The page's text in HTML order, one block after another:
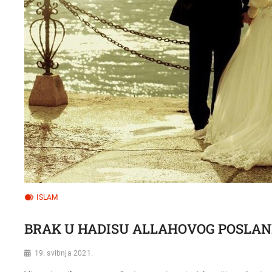
ISLAM
BRAK U HADISU ALLAHOVOG
19. svibnja 2021.